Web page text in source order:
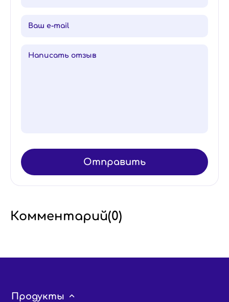
Отправить
Комментарий(0)
Продукты